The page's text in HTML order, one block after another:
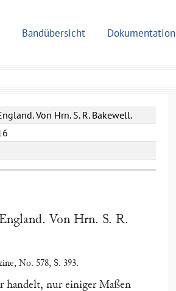
Bandübersicht Dokumentation
Von Hrn. S. R. Bakewell.
Von Hrn. S. R.
, No. 578, S. 393.
handelt, nur einiger Maßen